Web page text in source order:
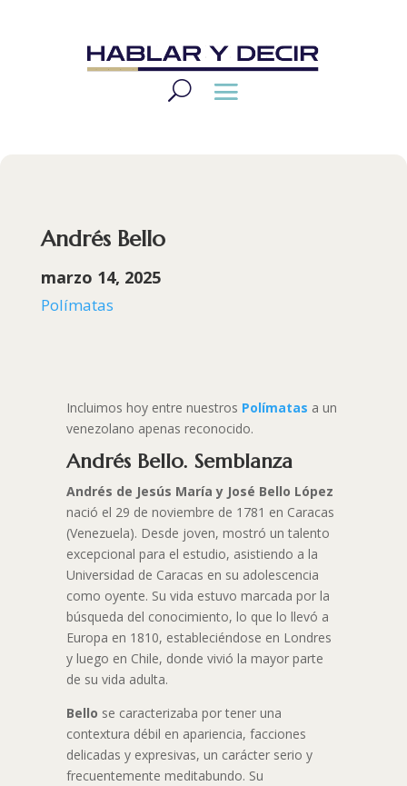
Andrés Bello
marzo 14, 2025
Polímatas
Incluimos hoy entre nuestros Polímatas a un
venezolano apenas reconocido.
Andrés Bello. Semblanza
Andrés de Jesús María y José Bello López
nació el 29 de noviembre de 1781 en Caracas
(Venezuela). Desde joven, mostró un talento
excepcional para el estudio, asistiendo a la
Universidad de Caracas en su adolescencia
como oyente. Su vida estuvo marcada por la
búsqueda del conocimiento, lo que lo llevó a
Europa en 1810, estableciéndose en Londres
y luego en Chile, donde vivió la mayor parte
de su vida adulta.
Bello se caracterizaba por tener una
contextura débil en apariencia, facciones
delicadas y expresivas, un carácter serio y
frecuentemente meditabundo. Su